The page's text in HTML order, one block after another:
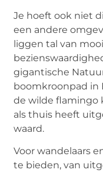
Je hoeft ook niet
een andere
liggen tal van
gigantische
boomkroonpad in
de wilde flamingo
als thuis heeft
waard.
Voor wandelaars
te bieden, van